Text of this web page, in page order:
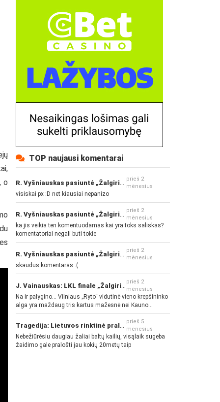
o
TOP naujausi komentarai
prieš 2
mėnesius
visiskai px :D net kiausiai nepanizo
prieš 2
mėnesius
ka jis veikia ten komentuodamas kai yra toks saliskas?
komentatoriai negali buti tokie
prieš 2
mėnesius
skaudus komentaras :(
prieš 2
mėnesius
Na ir palygino... Vilniaus „Ryto“ vidutinė vieno krepšininko
alga yra maždaug tris kartus mažesnė nei Kauno
„Žalgirio“... Mokama už sugebėjimus... Nėra pinigų - nėra
gerų žaidėjų...
prieš 5
mėnesius
Nebežiūrėsiu daugiau žaliai baltų kailių, visąlaik sugeba
žaidimo gale pralošti jau kokių 20metų taip